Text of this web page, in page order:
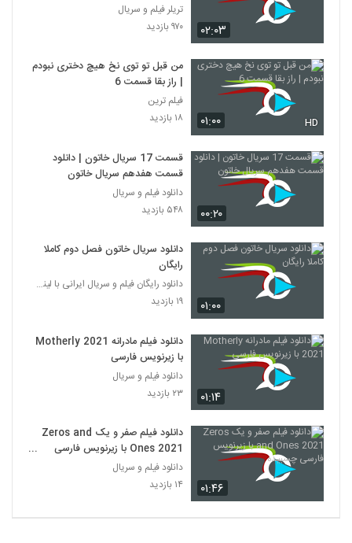
۰۲:۰۳
تریلر فیلم و سریال
۹۷۰ بازدید
۰۱:۰۰ HD
من قبل تو توی نخ هیچ دختری نبودم
| راز بقا قسمت 6
فیلم ترین
۱۸ بازدید
۰۰:۲۰
قسمت 17 سریال خاتون | دانلود
قسمت هفدهم سریال خاتون
دانلود فیلم و سریال
۵۴۸ بازدید
۰۱:۰۰
دانلود سریال خاتون فصل دوم کاملا
رایگان
دانلود رایگان فیلم و سریال ایرانی با لینک مستقیم
۱۹ بازدید
۰۱:۱۴
دانلود فیلم مادرانه Motherly 2021
با زیرنویس فارسی
دانلود فیلم و سریال
۲۳ بازدید
۰۱:۴۶
دانلود فیلم صفر و یک Zeros and
Ones 2021 با زیرنویس فارسی
چسبیده
دانلود فیلم و سریال
۱۴ بازدید